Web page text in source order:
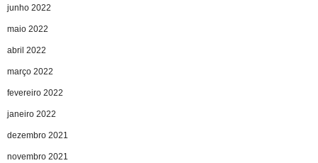
junho 2022
maio 2022
abril 2022
março 2022
fevereiro 2022
janeiro 2022
dezembro 2021
novembro 2021